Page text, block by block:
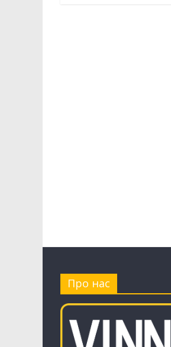
Про нас